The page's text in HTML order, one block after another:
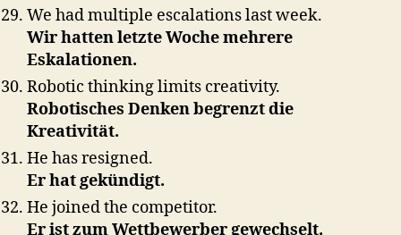
We had multiple escalations last week.
Wir hatten letzte Woche mehrere
Eskalationen.
Robotic thinking limits creativity.
Robotisches Denken begrenzt die
Kreativität.
He has resigned.
Er hat gekündigt.
He joined the competitor.
Er ist zum Wettbewerber gewechselt.